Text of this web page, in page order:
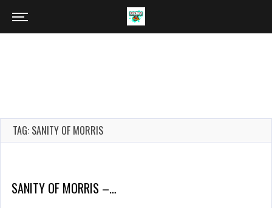
TAG: SANITY OF MORRIS
SANITY OF MORRIS –…